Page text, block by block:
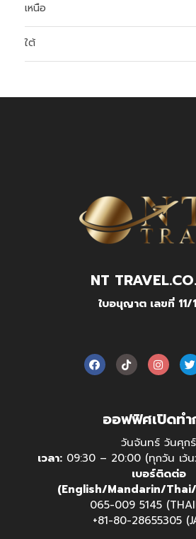
เหนือ
ใต้
NT
ใบอนุญาต เลขที่ 11/
ออฟฟิศเปิดทำ
วันจันทร์ วันศุกร์
เวลา: 09:30 – 20:00 (ทุกวัน เว้
เบอร์ติดต่อ
(English/Mandarin/
065-009 5145
+81-80-28655305